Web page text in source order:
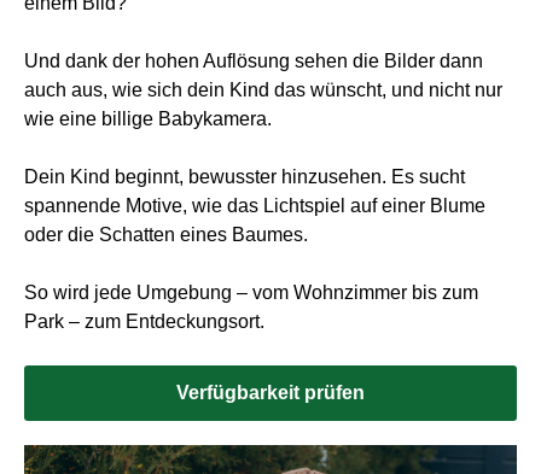
Und dank der hohen Auflösung sehen die Bilder dann
auch aus, wie sich dein Kind das wünscht, und nicht nur
wie eine billige Babykamera.
Dein Kind beginnt, bewusster hinzusehen. Es sucht
spannende Motive, wie das Lichtspiel auf einer Blume
oder die Schatten eines Baumes.
So wird jede Umgebung – vom Wohnzimmer bis zum
Park – zum Entdeckungsort.
Verfügbarkeit prüfen